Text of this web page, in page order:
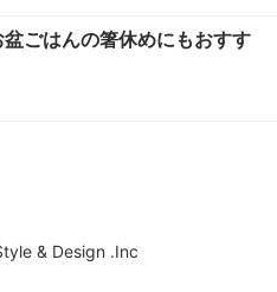
ごはんの箸休めにもおすす
& Design .Inc